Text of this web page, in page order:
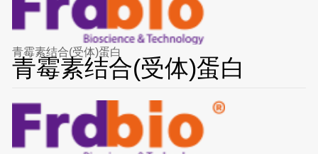
青霉素结合(受体)蛋白
青霉素结合(受体)蛋白